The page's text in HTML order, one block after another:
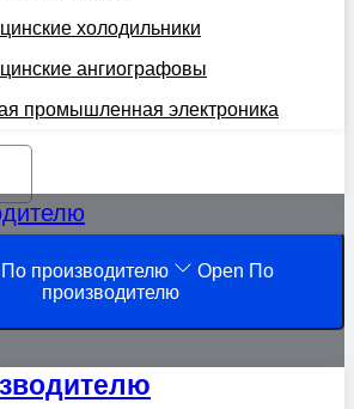
холодильники
ангиографовы
промышленная электроника
производителю
Open По
производителю